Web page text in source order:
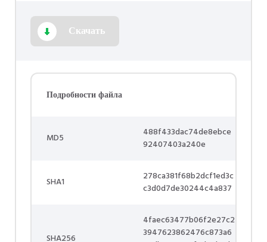
Скачать
Подробности файла
MD5
488f433dac74de8ebce
92407403a240e
SHA1
278ca381f68b2dcf1ed3c
c3d0d7de30244c4a837
SHA256
4faec63477b06f2e27c2
3947623862476c873a6